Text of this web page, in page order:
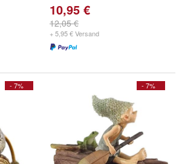
10,95 €
12,05 €
+ 5,95 € Versand
- 7% - 7%